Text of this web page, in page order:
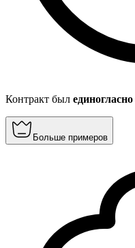
Контракт был единогласно
Больше примеров